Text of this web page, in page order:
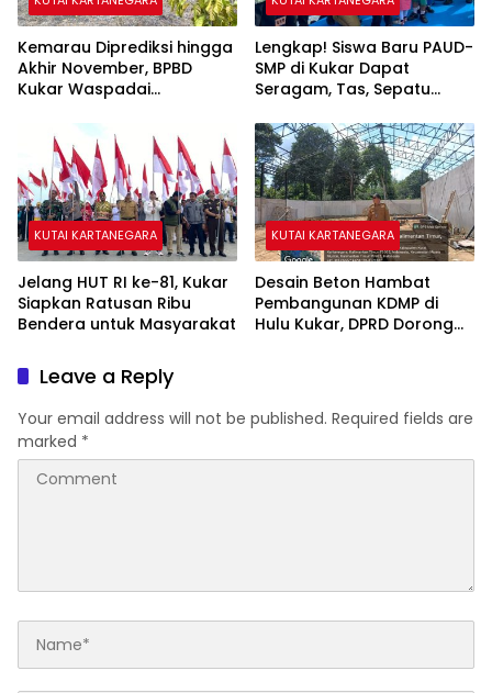
Kemarau Diprediksi hingga
Akhir November, BPBD
Kukar Waspadai
Lengkap! Siswa Baru PAUD-
SMP di Kukar Dapat
Seragam, Tas, Sepatu
KUTAI KARTANEGARA
Jelang HUT RI ke-81, Kukar
Siapkan Ratusan Ribu
Bendera untuk Masyarakat
KUTAI KARTANEGARA
Desain Beton Hambat
Pembangunan KDMP di
Hulu Kukar, DPRD Dorong
Leave a Reply
Your email address will not be published. Required fields are
marked *